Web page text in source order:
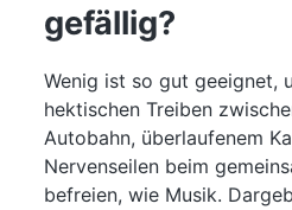
gefällig?
Wenig ist so gut geeignet,
hektischen Treiben
Autobahn, überlaufenem
Nervenseilen beim
befreien, wie Musik.